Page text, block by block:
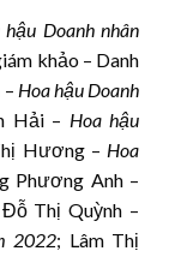
hậu Doanh nhân
khảo – Danh
Hoa hậu Doanh
Hải – Hoa hậu
Hương – Hoa
Phương Anh –
Thị Quỳnh –
2022; Lâm Thị